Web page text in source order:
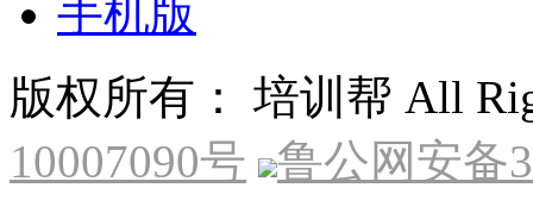
手机版
版权所有： 培训帮 All
10007090号
鲁公网安备